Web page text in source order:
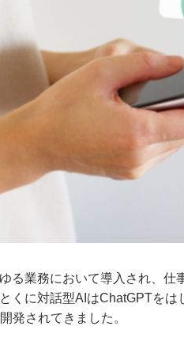
る業務において導入され、仕
くに対話型AIはChatGPTを
発されてきました。